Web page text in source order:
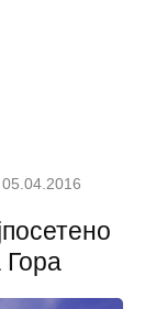
05.04.2016